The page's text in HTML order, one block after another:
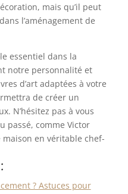
mais qu’il peut
l’aménagement de
essentiel dans la
notre personnalité et
d’art adaptées à votre
de créer un
N’hésitez pas à vous
passé, comme Victor
en véritable chef-
? Astuces pour